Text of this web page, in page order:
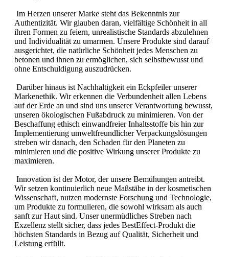
Im Herzen unserer Marke steht das Bekenntnis zur
Authentizität. Wir glauben daran, vielfältige Schönheit in all
ihren Formen zu feiern, unrealistische Standards abzulehnen
und Individualität zu umarmen. Unsere Produkte sind darauf
ausgerichtet, die natürliche Schönheit jedes Menschen zu
betonen und ihnen zu ermöglichen, sich selbstbewusst und
ohne Entschuldigung auszudrücken.
Darüber hinaus ist Nachhaltigkeit ein Eckpfeiler unserer
Markenethik. Wir erkennen die Verbundenheit allen Lebens
auf der Erde an und sind uns unserer Verantwortung bewusst,
unseren ökologischen Fußabdruck zu minimieren. Von der
Beschaffung ethisch einwandfreier Inhaltsstoffe bis hin zur
Implementierung umweltfreundlicher Verpackungslösungen
streben wir danach, den Schaden für den Planeten zu
minimieren und die positive Wirkung unserer Produkte zu
maximieren.
Innovation ist der Motor, der unsere Bemühungen antreibt.
Wir setzen kontinuierlich neue Maßstäbe in der kosmetischen
Wissenschaft, nutzen modernste Forschung und Technologie,
um Produkte zu formulieren, die sowohl wirksam als auch
sanft zur Haut sind. Unser unermüdliches Streben nach
Exzellenz stellt sicher, dass jedes BestEffect-Produkt die
höchsten Standards in Bezug auf Qualität, Sicherheit und
Leistung erfüllt.